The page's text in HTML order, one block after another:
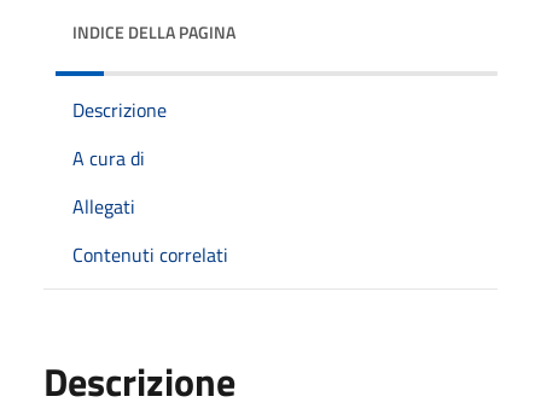
INDICE DELLA PAGINA
Descrizione
A cura di
Allegati
Contenuti correlati
Descrizione